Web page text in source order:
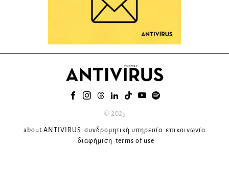
© 2025
about ANTIVIRUS συνδρομητική υπηρεσία επικοινωνία
διαφήμιση terms of use